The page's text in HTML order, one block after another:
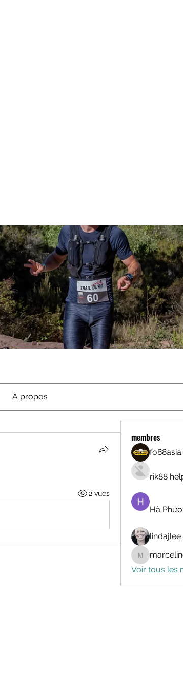
À propos
2 vues
membres
fo88asia
rik88
Hà
lindajlee
Voir tous les